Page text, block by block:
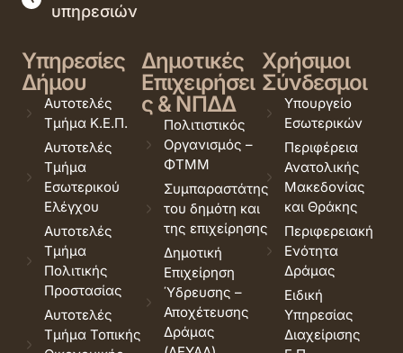
υπηρεσιών
Υπηρεσίες
Δήμου
Αυτοτελές
Τμήμα Κ.Ε.Π.
Αυτοτελές
Τμήμα
Εσωτερικού
Ελέγχου
Αυτοτελές
Τμήμα
Πολιτικής
Προστασίας
Αυτοτελές
Τμήμα Τοπικής
Δημοτικές
Επιχειρήσει
ς & ΝΠΔΔ
Πολιτιστικός
Οργανισμός –
ΦΤΜΜ
Συμπαραστάτης
του δημότη και
της επιχείρησης
Δημοτική
Επιχείρηση
Ύδρευσης –
Αποχέτευσης
Δράμας
Χρήσιμοι
Σύνδεσμοι
Υπουργείο
Εσωτερικών
Περιφέρεια
Ανατολικής
Μακεδονίας
και Θράκης
Περιφερειακή
Ενότητα
Δράμας
Ειδική
Υπηρεσίας
Διαχείρισης